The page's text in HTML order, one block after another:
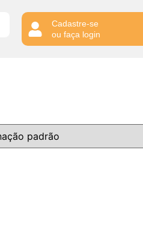
Cadastre-se
ou faça login